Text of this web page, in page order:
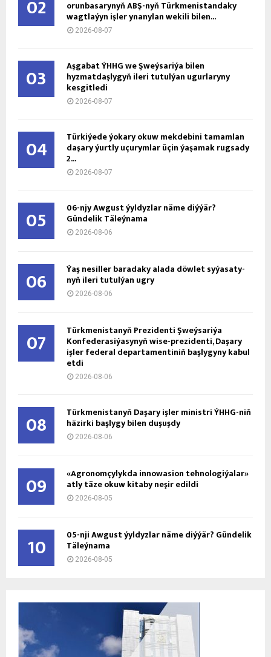
02 orunbasarynyň ABŞ-nyň Türkmenistandaky
wagtlaýyn işler ynanylan wekili bilen...
2026-08-07
03 Aşgabat ÝHHG we Şweýsariýa bilen
hyzmatdaşlygyň ileri tutulýan ugurlaryny
kesgitledi
2026-08-07
04 Türkiýede ýokary okuw mekdebini tamamlan
daşary ýurtly uçurymlar üçin ýaşamak rugsady
2...
2026-08-07
05 06-njy Awgust ýyldyzlar näme diýýär?
Gündelik Täleýnama
2026-08-06
06 Ýaş ne­sil­ler ba­ra­da­ky ala­da döw­let sy­ýa­sa­ty­
nyň ile­ri tu­tul­ýan ug­ry
2026-08-06
07 Türkmenistanyň Prezidenti Şweýsariýa
Konfederasiýasynyň wise-prezidenti, Daşary
işler federal departamentiniň başlygyny kabul
etdi
2026-08-06
08 Türkmenistanyň Daşary işler ministri ÝHHG-niň
häzirki başlygy bilen duşuşdy
2026-08-06
09 «Agronomçylykda innowasion tehnologiýalar»
atly täze okuw kitaby neşir edildi
2026-08-05
10 05-nji Awgust ýyldyzlar näme diýýär? Gündelik
Täleýnama
2026-08-05